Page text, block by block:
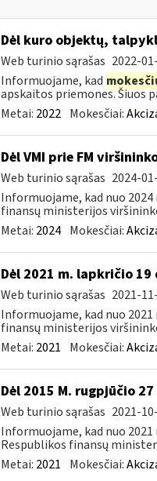
Dėl kuro objektų,
Web turinio sąrašas 2022-
Informuojame, kad
apskaitos priemones. Šiuos
Metai: 2022 Mokesčiai:
Dėl VMI prie FM
Web turinio sąrašas 2024-
Informuojame, kad nuo
finansų ministerijos
Metai: 2024 Mokesčiai:
Dėl 2021 m. lapkričio 19
Web turinio sąrašas 2021-
Informuojame, kad nuo
finansų ministerijos
Metai: 2021 Mokesčiai:
Dėl 2015 M. rugpjūčio
Web turinio sąrašas 2021-
Informuojame, kad nuo
Respublikos finansų
Metai: 2021 Mokesčiai: